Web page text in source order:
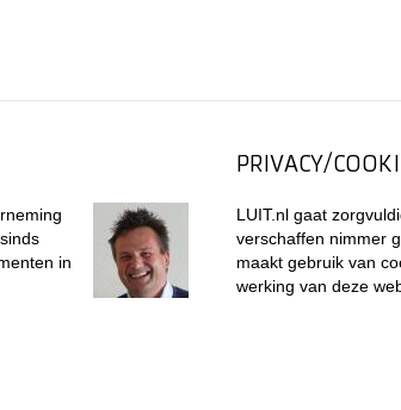
, sinds
in
PRIVACY/
LUIT.nl gaat
verschaffen nimmer
maakt gebruik van
werking van deze